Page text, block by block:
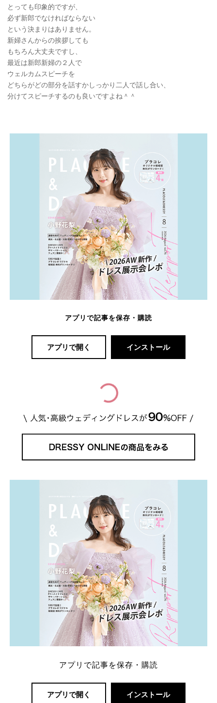
とっても印象的ですが、
必ず新郎でなければならない
という決まりはありません。
新婦さんからの挨拶しても
もちろん大丈夫ですし、
最近は新郎新婦の２人で
ウェルカムスピーチを
どちらがどの部分を話すかしっかり二人で話し合い、
分けてスピーチするのも良いですよね＾＾
アプリで記事を保存・購読
アプリで開く インストール
アプリで記事を保存・購読
アプリで開く インストール